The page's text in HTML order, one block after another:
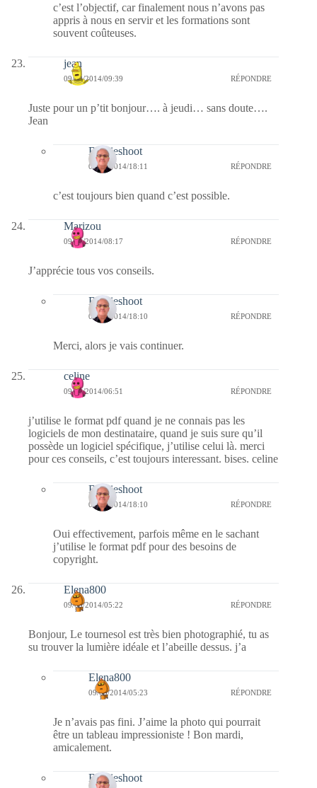
c’est l’objectif, car finalement nous n’avons pas
appris à nous en servir et les formations sont
souvent coûteuses.
jean
09/09/2014/09:39 RÉPONDRE
Juste pour un p’tit bonjour…. à jeudi… sans doute….
Jean
Bernieshoot
09/09/2014/18:11 RÉPONDRE
c’est toujours bien quand c’est possible.
Marizou
09/09/2014/08:17 RÉPONDRE
J’apprécie tous vos conseils.
Bernieshoot
09/09/2014/18:10 RÉPONDRE
Merci, alors je vais continuer.
celine
09/09/2014/06:51 RÉPONDRE
j’utilise le format pdf quand je ne connais pas les
logiciels de mon destinataire, quand je suis sure qu’il
possède un logiciel spécifique, j’utilise celui là. merci
pour ces conseils, c’est toujours interessant. bises. celine
Bernieshoot
09/09/2014/18:10 RÉPONDRE
Oui effectivement, parfois même en le sachant
j’utilise le format pdf pour des besoins de
copyright.
Elena800
09/09/2014/05:22 RÉPONDRE
Bonjour, Le tournesol est très bien photographié, tu as
su trouver la lumière idéale et l’abeille dessus. j’a
Elena800
09/09/2014/05:23 RÉPONDRE
Je n’avais pas fini. J’aime la photo qui pourrait
être un tableau impressioniste ! Bon mardi,
amicalement.
Bernieshoot